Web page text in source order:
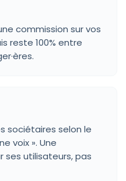
commission sur vos
reste 100% entre
sociétaires selon le
voix ». Une
utilisateurs, pas